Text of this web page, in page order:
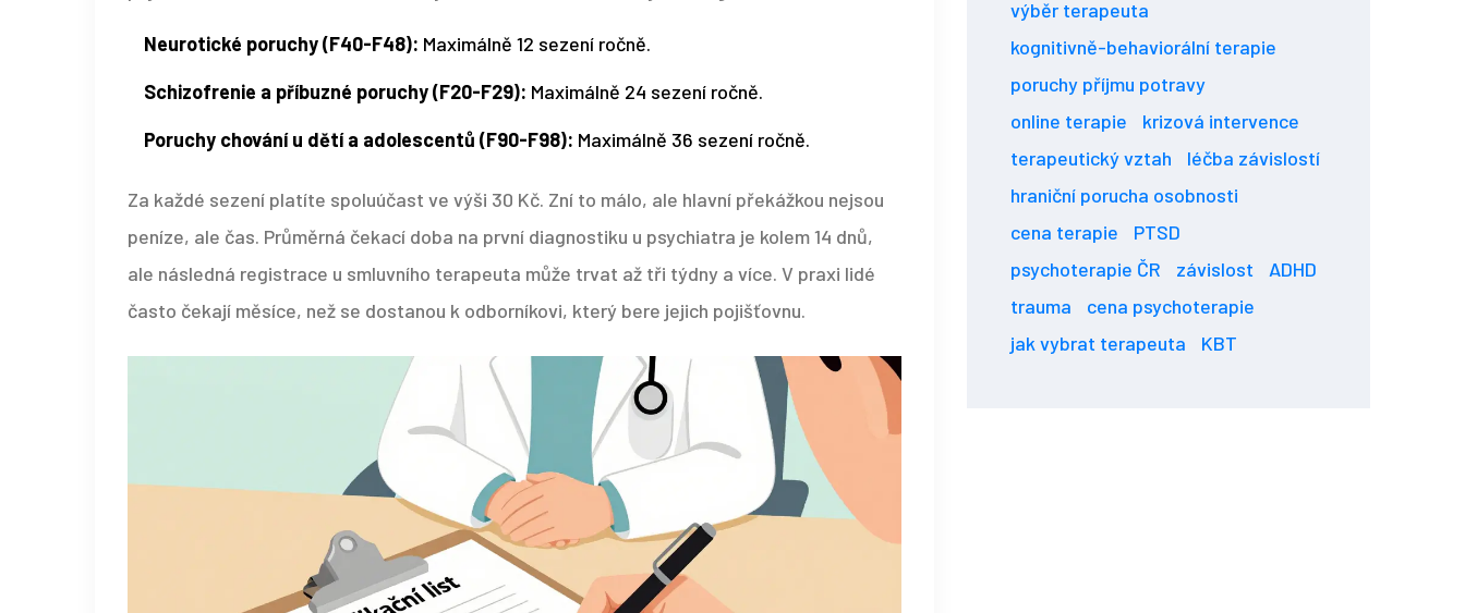
Neurotické poruchy (F40-F48): Maximálně 12 sezení ročně.
Schizofrenie a příbuzné poruchy (F20-F29): Maximálně 24 sezení ročně.
Poruchy chování u dětí a adolescentů (F90-F98): Maximálně 36 sezení ročně.
Za každé sezení platíte spoluúčast ve výši 30 Kč. Zní to málo, ale hlavní překážkou nejsou
peníze, ale čas. Průměrná čekací doba na první diagnostiku u psychiatra je kolem 14 dnů,
ale následná registrace u smluvního terapeuta může trvat až tři týdny a více. V praxi lidé
často čekají měsíce, než se dostanou k odborníkovi, který bere jejich pojišťovnu.
výběr terapeuta
kognitivně-behaviorální terapie
poruchy příjmu potravy
online terapie
krizová intervence
terapeutický vztah
léčba závislostí
hraniční porucha osobnosti
cena terapie
PTSD
psychoterapie ČR
závislost
ADHD
trauma
cena psychoterapie
jak vybrat terapeuta
KBT